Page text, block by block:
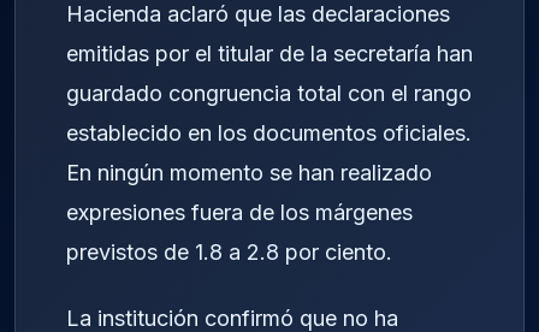
Hacienda aclaró que las declaraciones
emitidas por el titular de la secretaría han
guardado congruencia total con el rango
establecido en los documentos oficiales.
En ningún momento se han realizado
expresiones fuera de los márgenes
previstos de 1.8 a 2.8 por ciento.
La institución confirmó que no ha